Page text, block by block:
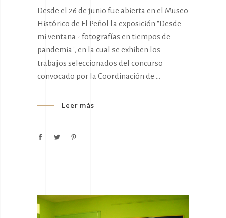
Desde el 26 de junio fue abierta en el Museo
Histórico de El Peñol la exposición "Desde
mi ventana - fotografías en tiempos de
pandemia", en la cual se exhiben los
trabajos seleccionados del concurso
convocado por la Coordinación de
Leer más